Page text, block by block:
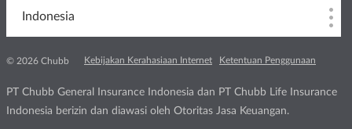
Indonesia
© 2026 Chubb Kebijakan Kerahasiaan Internet Ketentuan Penggunaan
PT Chubb General Insurance Indonesia dan PT Chubb Life Insurance
Indonesia berizin dan diawasi oleh Otoritas Jasa Keuangan.